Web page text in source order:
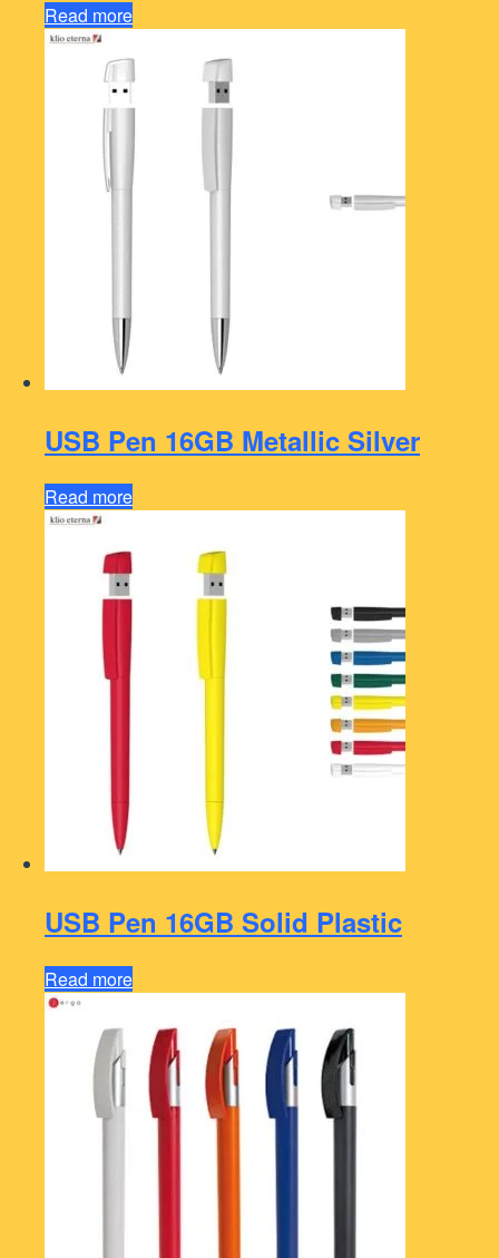
Read more
USB Pen 16GB Metallic Silver
Read more
USB Pen 16GB Solid Plastic
Read more